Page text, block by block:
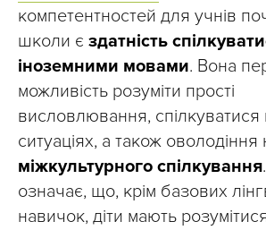
компетентностей для учнів
школи є здатність
іноземними мовами. Вона
можливість розуміти прості
висловлювання, спілкуватися
ситуаціях, а також
міжкультурного спілкування
означає, що, крім базових
навичок, діти мають